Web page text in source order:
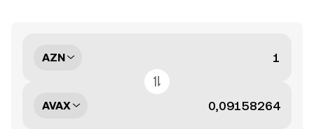
AZN
AVAX